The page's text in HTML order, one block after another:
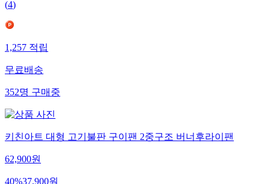
(4)
1,257적립
무료배송
352명구매중
키친아트 대형 고기불판 구이팬 2중구조 버너후라이팬
62,900원